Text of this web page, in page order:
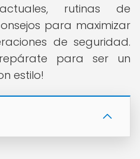
rutinas de
para maximizar
de seguridad.
para ser un
estilo!